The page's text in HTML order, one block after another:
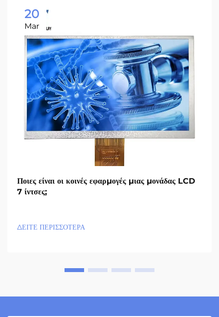
20
Mar
Ποιες είναι οι κοινές εφαρμογές μιας μονάδας LCD
7 ίντσες;
ΔΕΙΤΕ ΠΕΡΙΣΣΟΤΕΡΑ